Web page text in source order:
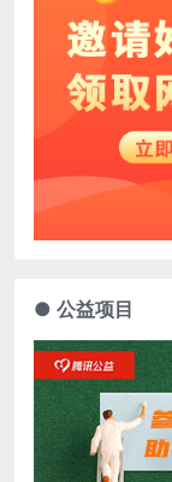
● 公益项目